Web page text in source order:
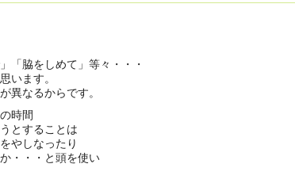
「脇をしめて」等々・・・
います。
異なるからです。
時間
とすることは
やしなったり
・・・と頭を使い